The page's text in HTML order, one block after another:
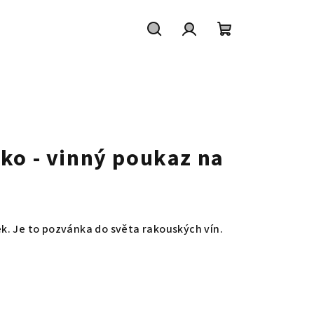
- vinný poukaz na
Je to pozvánka do světa rakouských vín.